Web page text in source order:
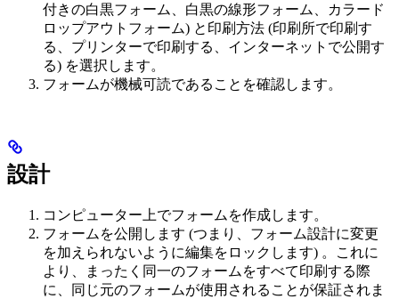
付きの白黒フォーム、白黒の線形フォーム、カラード
ロップアウトフォーム) と印刷方法 (印刷所で印刷す
る、プリンターで印刷する、インターネットで公開す
る) を選択します。
フォームが機械可読であることを確認します。
設計
コンピューター上でフォームを作成します。
フォームを公開します (つまり、フォーム設計に変更
を加えられないように編集をロックします) 。これに
より、まったく同一のフォームをすべて印刷する際
に、同じ元のフォームが使用されることが保証されま